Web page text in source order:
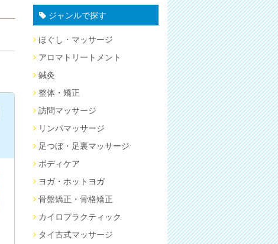
ジャンルで探す
ほぐし・マッサージ
アロマトリートメント
鍼灸
整体・矯正
訪問マッサージ
リンパマッサージ
足つぼ・足裏マッサージ
ボディケア
ヨガ・ホットヨガ
骨盤矯正・骨格矯正
カイロプラクティック
タイ古式マッサージ